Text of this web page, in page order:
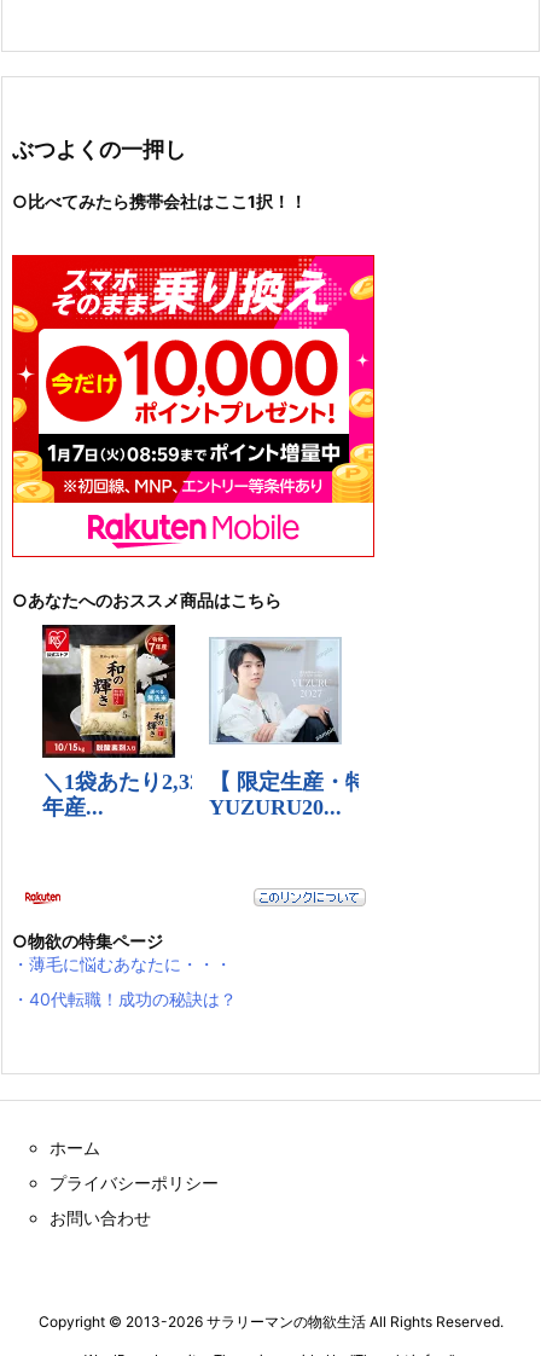
ぶつよくの一押し
○比べてみたら携帯会社はここ1択！！
○あなたへのおススメ商品はこちら
○物欲の特集ページ
・薄毛に悩むあなたに・・・
・40代転職！成功の秘訣は？
ホーム
プライバシーポリシー
お問い合わせ
Copyright © 2013-2026 サラリーマンの物欲生活All Rights Reserved.